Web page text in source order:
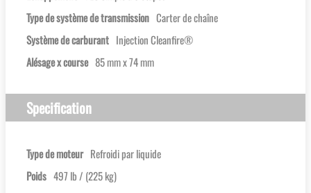
Type de système de transmission Carter de chaîne
Système de carburant Injection Cleanfire®
Alésage x course 85 mm x 74 mm
Specification
Type de moteur Refroidi par liquide
Poids 497 lb / (225 kg)